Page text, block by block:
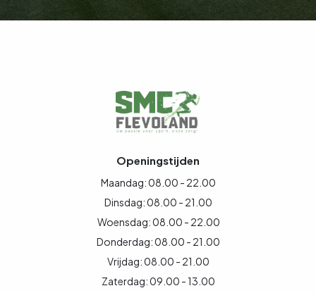
Openingstijden
Maandag: 08.00 - 22.00
Dinsdag: 08.00 - 21.00
Woensdag: 08.00 - 22.00
Donderdag: 08.00 - 21.00
Vrijdag: 08.00 - 21.00
Zaterdag: 09.00 - 13.00